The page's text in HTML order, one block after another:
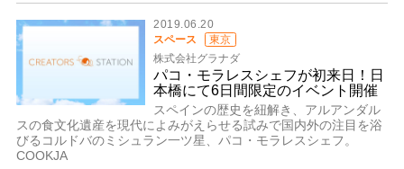
2019.06.20
スペース
東京
株式会社グラナダ
パコ・モラレスシェフが初来日！日
本橋にて6日間限定のイベント開催
スペインの歴史を紐解き、アルアンダル
スの食文化遺産を現代によみがえらせる試みで国内外の注目を浴
びるコルドバのミシュラン一ツ星、パコ・モラレスシェフ。
COOKJA